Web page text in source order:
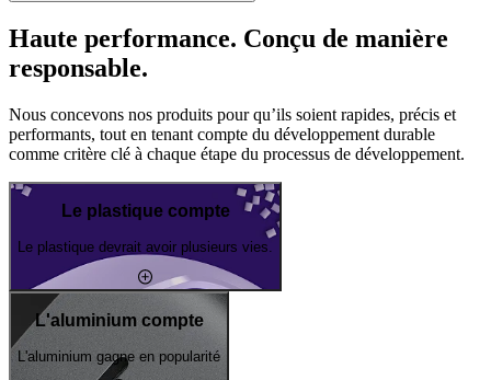
Haute performance. Conçu de manière
responsable.
Nous concevons nos produits pour qu’ils soient rapides, précis et
performants, tout en tenant compte du développement durable
comme critère clé à chaque étape du processus de développement.
Le plastique compte
Le plastique devrait avoir plusieurs vies.
L'aluminium compte
L'aluminium gagne en popularité